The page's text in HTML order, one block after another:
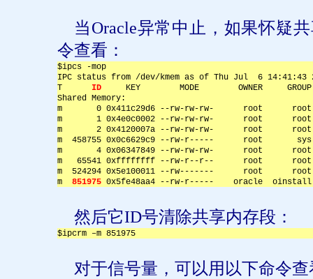
当Oracle异常中止，如果怀疑
令查看：
$ipcs -mop
IPC status from /dev/kmem as of Thu Jul  6 14:41:43
T ID KEY        MODE        OWNER
Shared Memory:
m       0 0x411c29d6 --rw-rw-rw-      root      root
m       1 0x4e0c0002 --rw-rw-rw-      root      root
m       2 0x4120007a --rw-rw-rw-      root      root
m  458755 0x0c6629c9 --rw-r-----      root       sys
m       4 0x06347849 --rw-rw-rw-      root      root
m   65541 0xffffffff --rw-r--r--      root      root
m  524294 0x5e100011 --rw-------      root      root
m 851975 0x5fe48aa4 --rw-r-----    oracle  oinstall
然后它ID号清除共享内存段：
$ipcrm –m 851975
对于信号量，可以用以下命令查